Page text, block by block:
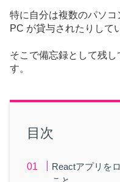
特に自分は複数のパソ
PC が貸与されたりして
そこで備忘録として残
す。
目次
Reactアプリを